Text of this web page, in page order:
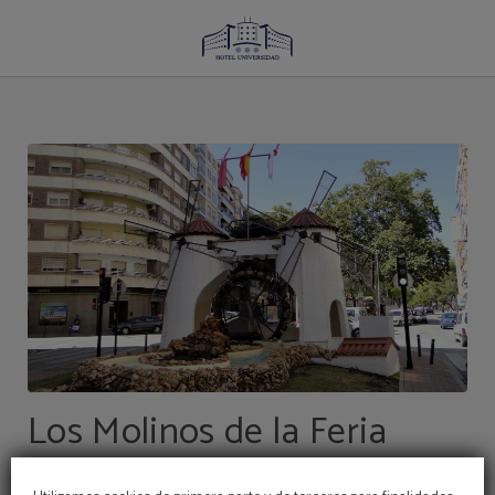
Los Molinos de la Feria
Se trata de un monumento dedicado al agua.Es uno